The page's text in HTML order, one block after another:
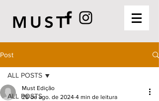
MUST
Post
ALL POSTS
ALL POSTS
Must Edição
28 de ago. de 2024 4 min de leitura